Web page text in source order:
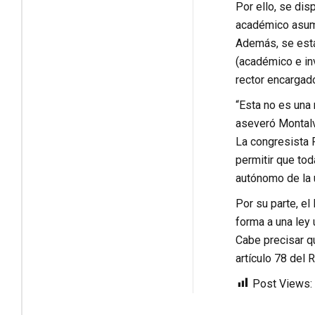
Por ello, se
académico
Además, se
(académico e
rector
“Esta no es
aseveró
La congresista
permitir que
autónomo de la
Por su parte,
forma a una ley
Cabe precisar
artículo 78 del
Post Views: